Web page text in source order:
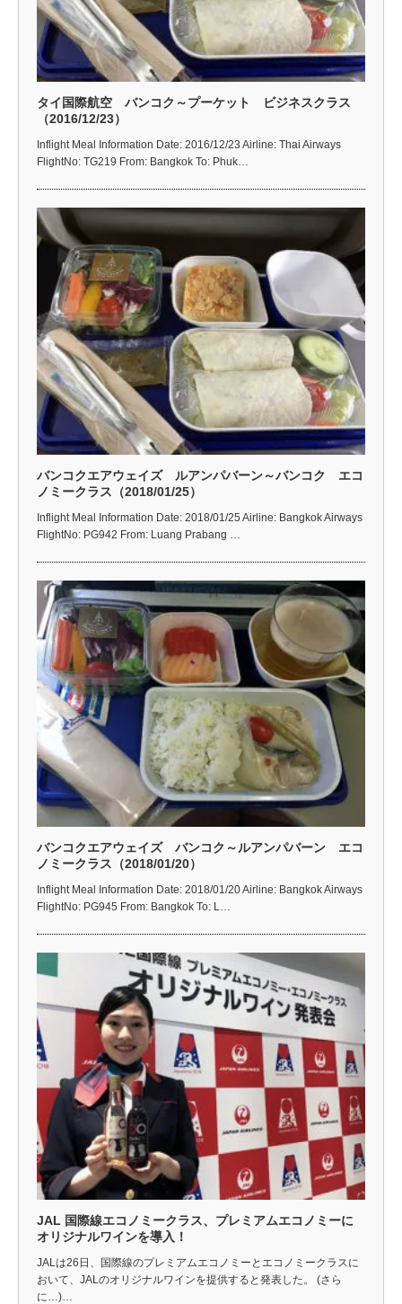
タイ国際航空 バンコク～プーケット ビジネスクラス
（2016/12/23）
Inflight Meal Information Date: 2016/12/23 Airline: Thai Airways
FlightNo: TG219 From: Bangkok To: Phuk…
バンコクエアウェイズ ルアンパバーン～バンコク エコ
ノミークラス（2018/01/25）
Inflight Meal Information Date: 2018/01/25 Airline: Bangkok Airways
FlightNo: PG942 From: Luang Prabang …
バンコクエアウェイズ バンコク～ルアンパバーン エコ
ノミークラス（2018/01/20）
Inflight Meal Information Date: 2018/01/20 Airline: Bangkok Airways
FlightNo: PG945 From: Bangkok To: L…
JAL 国際線エコノミークラス、プレミアムエコノミーに
オリジナルワインを導入！
JALは26日、国際線のプレミアムエコノミーとエコノミークラスに
おいて、JALのオリジナルワインを提供すると発表した。 (さら
に…)…